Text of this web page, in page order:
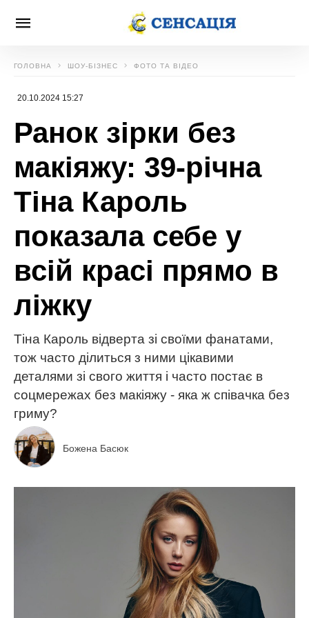
ГОЛОВНА ШОУ-БІЗНЕС ФОТО ТА ВІДЕО
20.10.2024 15:27
Ранок зірки без
макіяжу: 39-річна
Тіна Кароль
показала себе у
всій красі прямо в
ліжку
Тіна Кароль відверта зі своїми фанатами,
тож часто ділиться з ними цікавими
деталями зі свого життя і часто постає в
соцмережах без макіяжу - яка ж співачка без
гриму?
Божена Басюк